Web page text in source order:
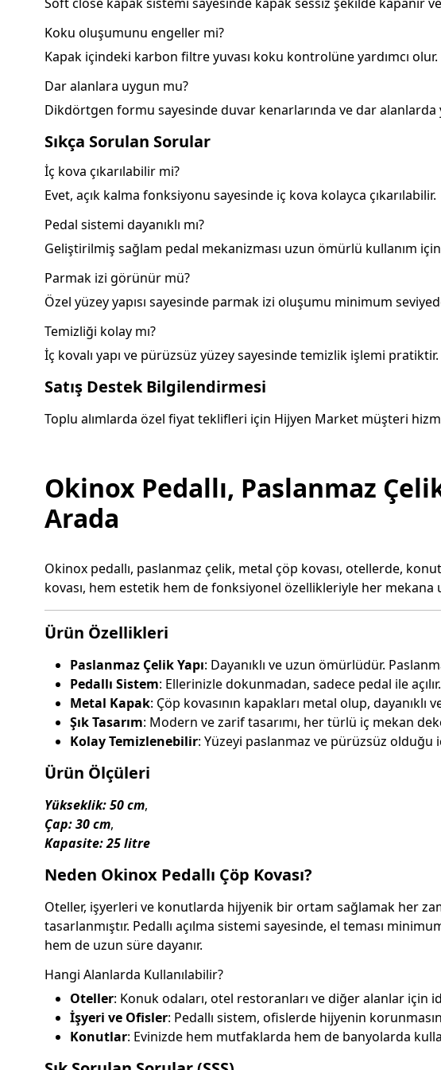
Soft close kapak sistemi sayesinde kapak sessiz şekilde kapanır
Koku oluşumunu engeller mi?
Kapak içindeki karbon filtre yuvası koku kontrolüne yardımcı
Dar alanlara uygun mu?
Dikdörtgen formu sayesinde duvar kenarlarında ve dar
Sıkça Sorulan Sorular
İç kova çıkarılabilir mi?
Evet, açık kalma fonksiyonu sayesinde iç kova kolayca çıkarılabilir.
Pedal sistemi dayanıklı mı?
Geliştirilmiş sağlam pedal mekanizması uzun ömürlü kullanım için
Parmak izi görünür mü?
Özel yüzey yapısı sayesinde parmak izi oluşumu minimum
Temizliği kolay mı?
İç kovalı yapı ve pürüzsüz yüzey sayesinde temizlik işlemi pratiktir.
Satış Destek Bilgilendirmesi
Toplu alımlarda özel fiyat teklifleri için Hijyen Market müşteri
Okinox Pedallı, Paslanmaz
Arada
Okinox pedallı, paslanmaz çelik, metal çöp kovası, otellerde,
kovası, hem estetik hem de fonksiyonel özellikleriyle her
Ürün Özellikleri
Paslanmaz Çelik Yapı: Dayanıklı ve uzun ömürlüdür.
Pedallı Sistem: Ellerinizle dokunmadan, sadece pedal ile
Metal Kapak: Çöp kovasının kapakları metal olup, dayanıklı
Şık Tasarım: Modern ve zarif tasarımı, her türlü iç mekan
Kolay Temizlenebilir: Yüzeyi paslanmaz ve pürüzsüz olduğu
Ürün Ölçüleri
Yükseklik: 50 cm,
Çap: 30 cm,
Kapasite: 25 litre
Neden Okinox Pedallı Çöp Kovası?
Oteller, işyerleri ve konutlarda hijyenik bir ortam sağlamak her
tasarlanmıştır. Pedallı açılma sistemi sayesinde, el teması
hem de uzun süre dayanır.
Hangi Alanlarda Kullanılabilir?
Oteller: Konuk odaları, otel restoranları ve diğer alanlar için
İşyeri ve Ofisler: Pedallı sistem, ofislerde hijyenin
Konutlar: Evinizde hem mutfaklarda hem de banyolarda